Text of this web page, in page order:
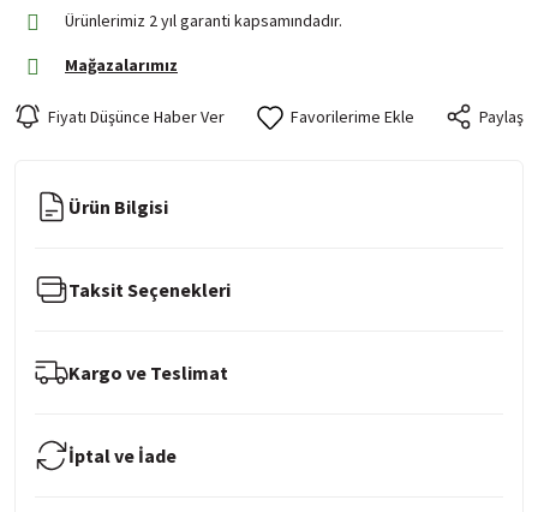
Ürünlerimiz 2 yıl garanti kapsamındadır.
Mağazalarımız
Fiyatı Düşünce Haber Ver Paylaş
Ürün Bilgisi
Taksit Seçenekleri
Kargo ve Teslimat
İptal ve İade